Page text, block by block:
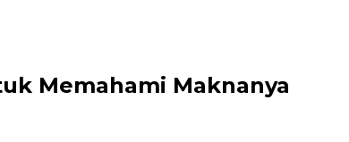
Memahami Maknanya